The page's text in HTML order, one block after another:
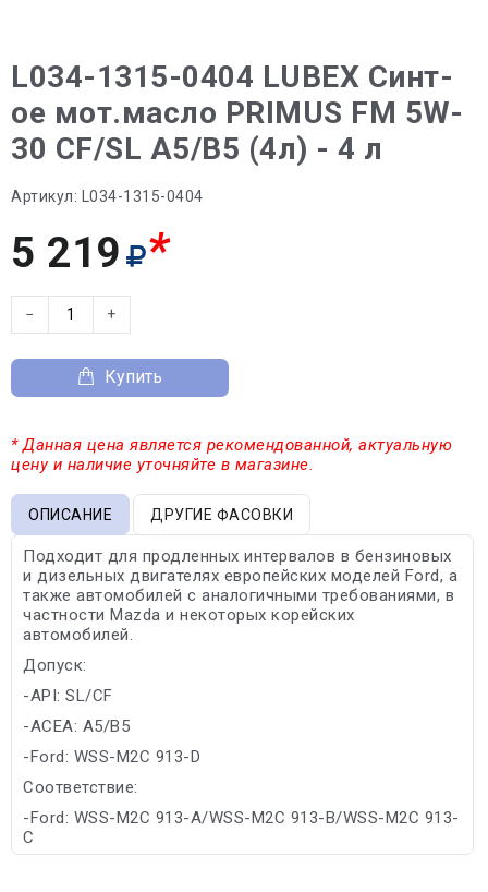
L034-1315-0404 LUBEX Синт-
ое мот.масло PRIMUS FM 5W-
30 CF/SL A5/B5 (4л) - 4 л
Артикул: L034-1315-0404
5 219 *
− +
Купить
* Данная цена является рекомендованной, актуальную
цену и наличие уточняйте в магазине.
ОПИСАНИЕ ДРУГИЕ ФАСОВКИ
Подходит для продленных интервалов в бензиновых
и дизельных двигателях европейских моделей Ford, а
также автомобилей с аналогичными требованиями, в
частности Mazda и некоторых корейских
автомобилей.
Допуск:
-API: SL/CF
-ACEA: A5/B5
-Ford: WSS-M2C 913-D
Соответствие:
-Ford: WSS-M2C 913-A/WSS-M2C 913-B/WSS-M2C 913-
C